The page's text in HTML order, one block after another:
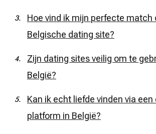
Hoe vind ik mijn perfecte match
Belgische dating site?
Zijn dating sites veilig om te
België?
Kan ik echt liefde vinden via
platform in België?